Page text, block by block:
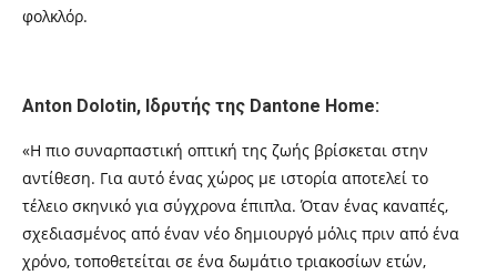
φολκλόρ.
Anton Dolotin, Ιδρυτής της Dantone Home:
«Η πιο συναρπαστική οπτική της ζωής βρίσκεται στην
αντίθεση. Για αυτό ένας χώρος με ιστορία αποτελεί το
τέλειο σκηνικό για σύγχρονα έπιπλα. Όταν ένας καναπές,
σχεδιασμένος από έναν νέο δημιουργό μόλις πριν από ένα
χρόνο, τοποθετείται σε ένα δωμάτιο τριακοσίων ετών,